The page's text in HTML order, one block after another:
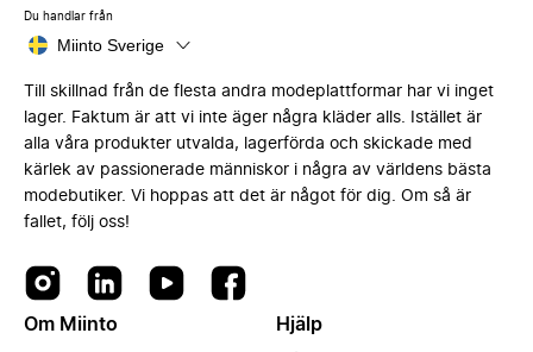
Du handlar från
Miinto Sverige
Till skillnad från de flesta andra modeplattformar har vi inget
lager. Faktum är att vi inte äger några kläder alls. Istället är
alla våra produkter utvalda, lagerförda och skickade med
kärlek av passionerade människor i några av världens bästa
modebutiker. Vi hoppas att det är något för dig. Om så är
fallet, följ oss!
Om Miinto Hjälp